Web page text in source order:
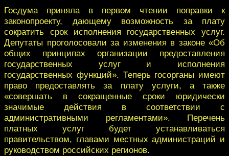
Госдума приняла в первом чтении поправки к
законопроекту, дающему возможность за плату
сократить срок исполнения государственных услуг.
Депутаты проголосовали за изменения в законе «Об
общих принципах организации предоставления
государственных услуг и исполнения
государственных функций». Теперь госорганы имеют
право предоставлять за плату услуги, а также
«совершать в сокращенные сроки юридически
значимые действия в соответствии с
административными регламентами». Перечень
платных услуг будет устанавливаться
правительством, главами местных администраций и
руководством российских регионов.